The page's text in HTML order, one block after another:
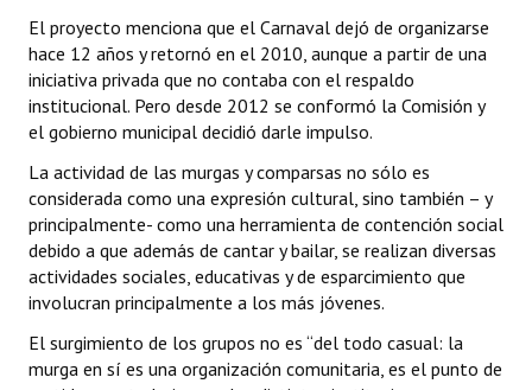
El proyecto menciona que el Carnaval dejó de organizarse
hace 12 años y retornó en el 2010, aunque a partir de una
iniciativa privada que no contaba con el respaldo
institucional. Pero desde 2012 se conformó la Comisión y
el gobierno municipal decidió darle impulso.
La actividad de las murgas y comparsas no sólo es
considerada como una expresión cultural, sino también – y
principalmente- como una herramienta de contención social
debido a que además de cantar y bailar, se realizan diversas
actividades sociales, educativas y de esparcimiento que
involucran principalmente a los más jóvenes.
El surgimiento de los grupos no es “del todo casual: la
murga en sí es una organización comunitaria, es el punto de